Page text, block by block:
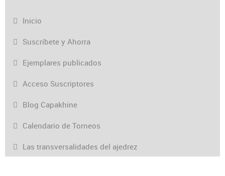
Inicio
Suscríbete y Ahorra
Ejemplares publicados
Acceso Suscriptores
Blog Capakhine
Calendario de Torneos
Las transversalidades del ajedrez